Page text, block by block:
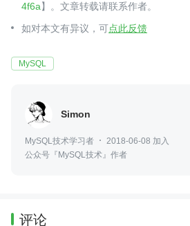
4f6a】。文章转载请联系作者。
如对本文有异议，可点此反馈
MySQL
Simon
MySQL技术学习者
2018-06-08 加入
公众号『MySQL技术』作者
评论